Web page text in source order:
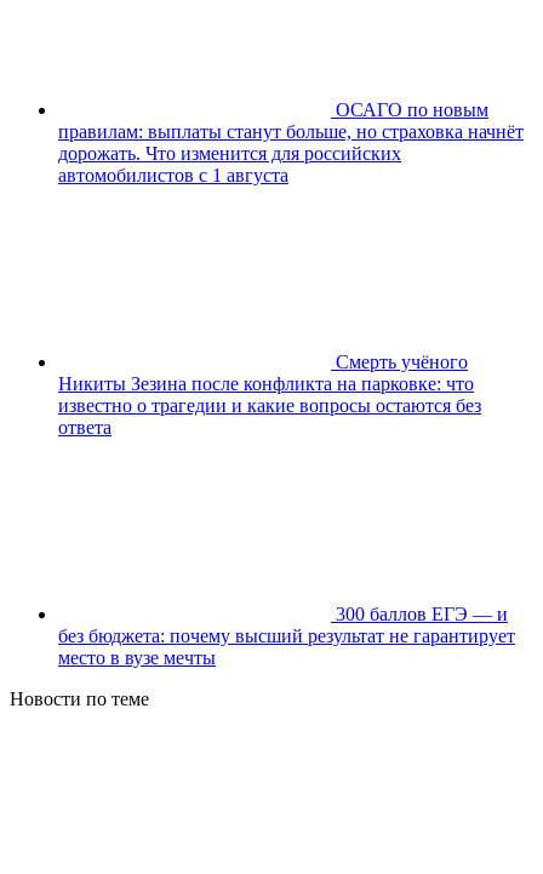
ОСАГО по новым
правилам: выплаты станут больше, но страховка начнёт
дорожать. Что изменится для российских
автомобилистов с 1 августа
Смерть учёного
Никиты Зезина после конфликта на парковке: что
известно о трагедии и какие вопросы остаются без
ответа
300 баллов ЕГЭ — и
без бюджета: почему высший результат не гарантирует
место в вузе мечты
Новости по теме